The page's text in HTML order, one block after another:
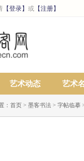
【登录】 或 【注册】
艺术动态 艺术
： 首页 > 墨客书法 > 字帖临摹